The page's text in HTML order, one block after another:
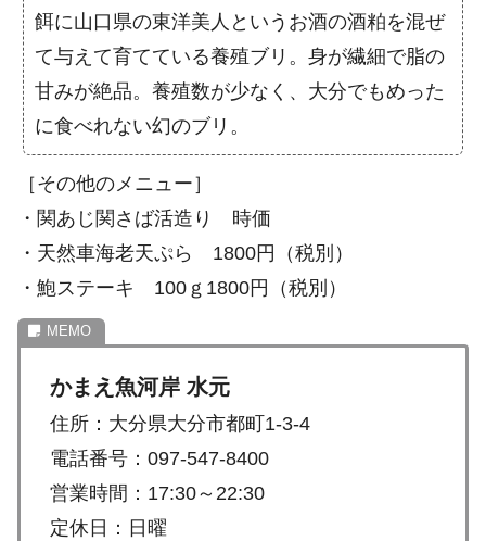
餌に山口県の東洋美人というお酒の酒粕を混ぜ
て与えて育てている養殖ブリ。身が繊細で脂の
甘みが絶品。養殖数が少なく、大分でもめった
に食べれない幻のブリ。
［その他のメニュー］
・関あじ関さば活造り 時価
・天然車海老天ぷら 1800円（税別）
・鮑ステーキ 100ｇ1800円（税別）
かまえ魚河岸 水元
住所：大分県大分市都町1-3-4
電話番号：097-547-8400
営業時間：17:30～22:30
定休日：日曜